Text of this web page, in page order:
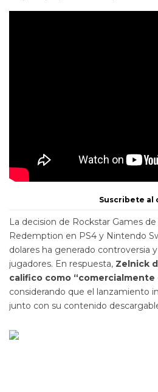
Suscribete al
La decision de Rockstar Games
Redemption en PS4 y Nintendo
dolares ha generado controversia
jugadores. En respuesta, Zelnick
califico como “comercialmente
considerando que el lanzamiento
junto con su contenido